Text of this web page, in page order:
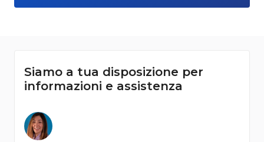
Siamo a tua disposizione per
informazioni e assistenza